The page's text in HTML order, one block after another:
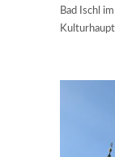
Bad Ischl